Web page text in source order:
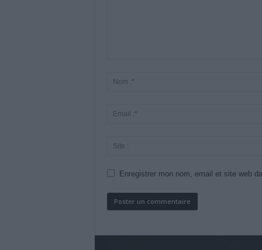
Enregistrer mon nom, email et site web